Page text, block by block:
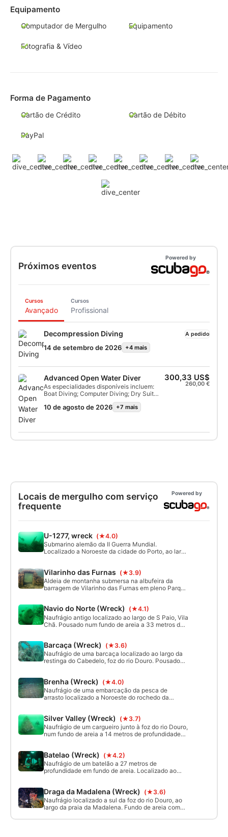
Equipamento
Computador de Mergulho Equipamento
Fotografia & Vídeo
Forma de Pagamento
Cartão de Crédito Cartão de Débito
PayPal
Próximos eventos
Powered by
Cursos
Avançado
Cursos
Profissional
Decompression Diving
14 de setembro de 2026 +4 mais
A pedido
Advanced Open Water Diver
As especialidades disponíveis incluem:
Boat Diving; Computer Diving; Dry Suit
Diving; Enriched Air Nitrox; Ecology; Night
& Limited Visibility; Perfect Buoyancy;
10 de agosto de 2026 +7 mais
300,33 US$
260,00 €
Locais de mergulho com serviço
frequente
Powered by
U-1277, wreck (★4.0)
Submarino alemão da II Guerra Mundial.
Localizado a Noroeste da cidade do Porto, ao largo
31 metros de profundidade, tombado para
bombordo cerca de 45º, com a proa apontada a
Sueste. Acessivel por embarcação.
Vilarinho das Furnas (★3.9)
Aldeia de montanha submersa na albufeira da
barragem de Vilarinho das Furnas em pleno Parque
Navio do Norte (Wreck)
(★4.1)
Naufrágio antigo localizado ao largo de S Paio, Vila
Chã. Pousado num fundo de areia a 33 metros de
do séc XIX. Acessivel por embarcação.
Barcaça (Wreck)
(★3.6)
Naufrágio de uma barcaça localizado ao largo da
restinga do Cabedelo, foz do rio Douro. Pousado
pela praia ou embarcação.
Brenha (Wreck)
(★4.0)
Naufrágio de uma embarcação da pesca de
arrasto localizado a Noroeste do rochedo da
para estibordo a 27 metros de profundidade.
Acessivel por embarcação.
Silver Valley (Wreck)
(★3.7)
Naufrágio de um cargueiro junto à foz do rio Douro,
num fundo de areia a 14 metros de profundidade
Batelao (Wreck)
(★4.2)
Naufrágio de um batelão a 27 metros de
profundidade em fundo de areia. Localizado ao
embarcação.
Draga da Madalena (Wreck)
(★3.6)
Naufrágio localizado a sul da foz do rio Douro, ao
largo da praia da Madalena. Fundo de areia com
embarcação.